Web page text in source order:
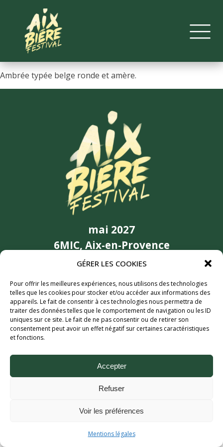
GÉRER LES COOKIES
Pour offrir les meilleures expériences, nous utilisons des technologies
telles que les cookies pour stocker et/ou accéder aux informations des
appareils. Le fait de consentir à ces technologies nous permettra de
traiter des données telles que le comportement de navigation ou les ID
uniques sur ce site. Le fait de ne pas consentir ou de retirer son
consentement peut avoir un effet négatif sur certaines caractéristiques
et fonctions.
Accepter
Refuser
Voir les préférences
Mentions légales
Ambrée typée belge ronde et amère.
mai 2027
6MIC, Aix-en-Provence
Aix Bière Festival (c) 2026 - Tous droits réservés.
Mentions légales.